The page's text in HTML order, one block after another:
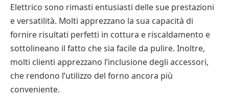
Elettrico sono rimasti entusiasti delle sue prestazioni
e versatilità. Molti apprezzano la sua capacità di
fornire risultati perfetti in cottura e riscaldamento e
sottolineano il fatto che sia facile da pulire. Inoltre,
molti clienti apprezzano l’inclusione degli accessori,
che rendono l’utilizzo del forno ancora più
conveniente.